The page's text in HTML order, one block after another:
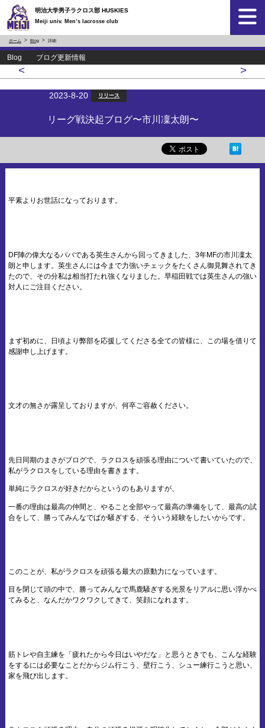
明治大学男子ラクロス部 HUSKIES
Meiji univ. Men’s lacrosse club
ホーム Blog 詳細
Blog ブログ更新情報
< >
2023-8-20 リリース
リーグ戦決起ブログ〜市川凜太朗〜
平素よりお世話になっております。
DF陣の偉大なるパパである英生さんから回ってきました、3年MFの市川凜太
朗と申します。英生さんには今まで力強いチェックをたくさん御見舞されてき
たので、その分私は相当打たれ強くなりました。早稲田戦では英生さんの強い
対人にご注目ください。
まず初めに、日頃より弊部を応援してくださる全ての皆様に、この場を借りて
感謝申し上げます。
文才の無さが露呈しておりますが、何卒ご容赦ください。
先日同期のまさがブログで、ラクロスを頑張る理由について書いていたので、
私がラクロスをしている理由を書きます。
単純にラクロスが好きだからというのもありますが、
一番の理由は最高の仲間と、やること全部やって最高の準備をして、最高の試
合をして、勝ってみんなでばか騒ぎする、そういう経験をしたいからです。
このことが、私がラクロスを頑張る最大の原動力になっています。
目を閉じて頭の中で、勝ってみんなで馬鹿騒ぎする光景をリアルに思い浮かべ
てみると、なんだかワクワクしてきて、笑顔になれます。
筋トレや自主練を「疲れたから今日はいやだな」と思うときでも、こんな経験
をするには必要なことだからジム行こう、壁行こう、シュー練行こうと思い、
家を飛び出します。